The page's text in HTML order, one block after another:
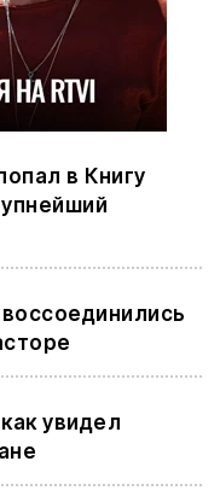
в Книгу
увидел